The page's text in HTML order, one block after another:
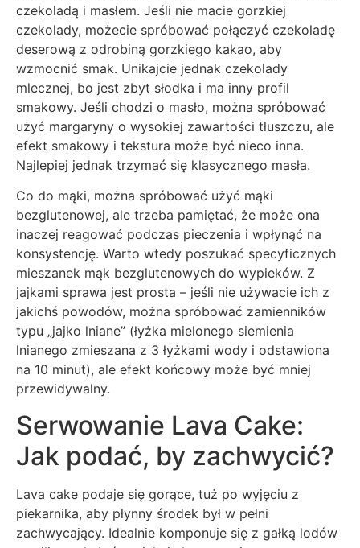
czekoladą i masłem. Jeśli nie macie gorzkiej
czekolady, możecie spróbować połączyć czekoladę
deserową z odrobiną gorzkiego kakao, aby
wzmocnić smak. Unikajcie jednak czekolady
mlecznej, bo jest zbyt słodka i ma inny profil
smakowy. Jeśli chodzi o masło, można spróbować
użyć margaryny o wysokiej zawartości tłuszczu, ale
efekt smakowy i tekstura może być nieco inna.
Najlepiej jednak trzymać się klasycznego masła.
Co do mąki, można spróbować użyć mąki
bezglutenowej, ale trzeba pamiętać, że może ona
inaczej reagować podczas pieczenia i wpłynąć na
konsystencję. Warto wtedy poszukać specyficznych
mieszanek mąk bezglutenowych do wypieków. Z
jajkami sprawa jest prosta – jeśli nie używacie ich z
jakichś powodów, można spróbować zamienników
typu „jajko lniane” (łyżka mielonego siemienia
lnianego zmieszana z 3 łyżkami wody i odstawiona
na 10 minut), ale efekt końcowy może być mniej
przewidywalny.
Serwowanie Lava Cake:
Jak podać, by zachwycić?
Lava cake podaje się gorące, tuż po wyjęciu z
piekarnika, aby płynny środek był w pełni
zachwycający. Idealnie komponuje się z gałką lodów